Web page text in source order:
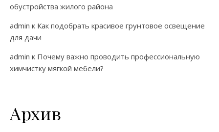
обустройства жилого района
admin к Как подобрать красивое грунтовое освещение
для дачи
admin к Почему важно проводить профессиональную
химчистку мягкой мебели?
Архив